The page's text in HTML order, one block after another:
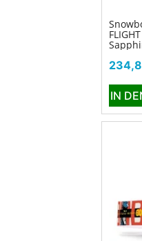
Preis
IN